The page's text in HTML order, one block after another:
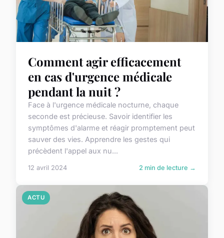
Comment agir efficacement
en cas d'urgence médicale
pendant la nuit ?
Face à l'urgence médicale nocturne, chaque
seconde est précieuse. Savoir identifier les
symptômes d'alarme et réagir promptement peut
sauver des vies. Apprendre les gestes qui
précèdent l'appel aux nu...
12 avril 2024 2 min de lecture →
ACTU